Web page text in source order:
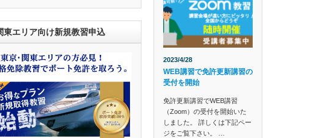
東エリア向け新規教習申込
2023/4/28
WEB講習で免許更新講習の
受付を開始
免許更新講習でWEB講習
（Zoom）の受付を開始いた
しました。 詳しくは下記ペー
ジをご覧下さい。 …